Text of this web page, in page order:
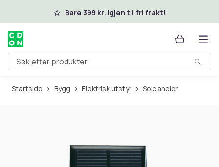
Hopp til hovedinnholdBare 399 kr. igjen til fri frakt!
Søk etter produkter
Startside Bygg Elektrisk utstyr Solpaneler